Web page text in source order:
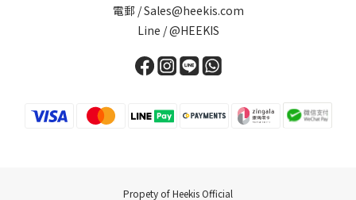
電郵 / Sales@heekis.com
Line / @HEEKIS
Propety of Heekis Official